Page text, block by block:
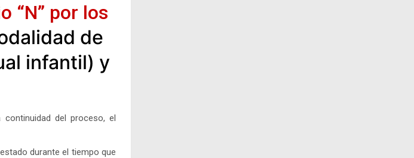
“N” por los
de
infantil) y
del proceso, el
durante el tiempo que